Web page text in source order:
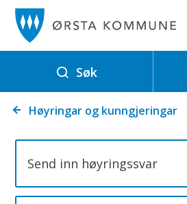
Ø
r
s
a
k
u
Søk
Du
her:
Høyringar og kunngjeringar
Send inn høyringssvar